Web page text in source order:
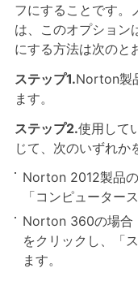
フにすることです。
は、このオプション
にする方法は次のと
ステップ1.Norton製
ます。
ステップ2.使用して
じて、次のいずれか
Norton 2012製品の
「コンピューター
Norton 360の場合
をクリックし、「
ます。